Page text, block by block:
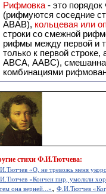
Рифмовка - это
(рифмуются соседние
ABAB), кольцевая или
строки со смежной
рифмы между первой и
только к первой
ABCA, AABC), смешанная или вольная рифмовка (рифмовка в сложных строфах с различными
комбинациями
стихи Ф.И.Тютчева:
«О, не тревожь меня
«Кончен пир, умолкли
она верней...», Ф.И.Тютчев